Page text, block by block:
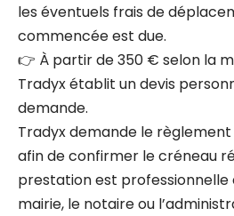
les éventuels frais de
commencée est due.
👉 À partir de 350 € selon la
Tradyx établit un devis
demande.
Tradyx demande le
afin de confirmer le créneau
prestation est professionnelle
mairie, le notaire ou